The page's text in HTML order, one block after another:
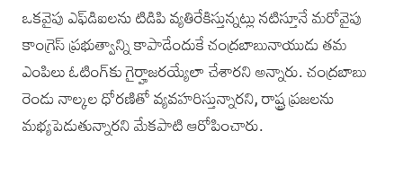
ఒకవైపు ఎఫ్‌డిఐలను టిడిపి వ్యతిరేకిస్తున్నట్లు నటిస్తూనే మరోవైపు
కాంగ్రెస్ ప్రభుత్వాన్ని కాపాడేందు‌కే చంద్రబాబునాయుడు తమ
ఎంపిలు ఓటింగ్‌కు గైర్హాజరయ్యేలా చేశారని అన్నారు. చంద్రబాబు
రెండు నాల్కల ధోరణితో వ్యవహరిస్తున్నారని, రాష్ట్ర ప్రజలను
మభ్యపెడుతున్నారని మేకపాటి ఆరోపించారు.